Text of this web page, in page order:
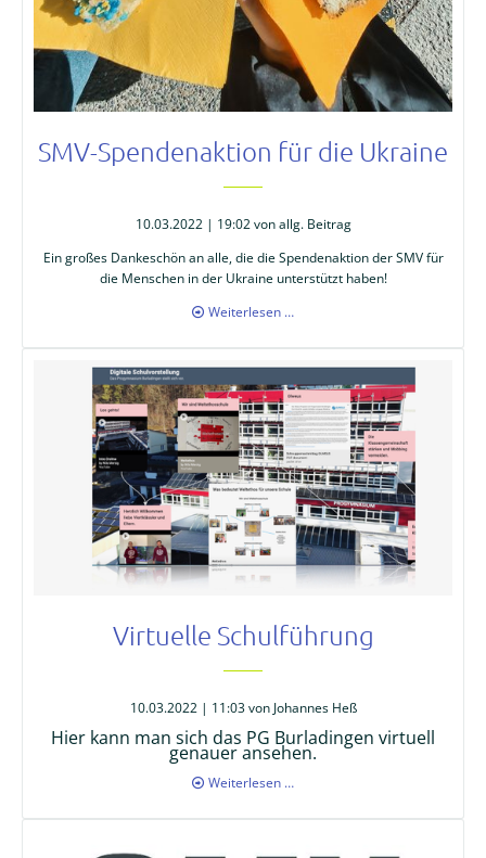
SMV-Spendenaktion für die Ukraine
10.03.2022 | 19:02von allg. Beitrag
Ein großes Dankeschön an alle, die die Spendenaktion der SMV für
die Menschen in der Ukraine unterstützt haben!
Weiterlesen …SMV-
für
die
Ukraine
Virtuelle Schulführung
10.03.2022 | 11:03von Johannes Heß
Hier kann man sich das PG Burladingen virtuell
genauer ansehen.
Weiterlesen …Virtuelle